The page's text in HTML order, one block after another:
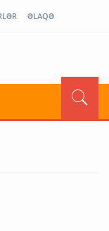
ƏLAQƏ